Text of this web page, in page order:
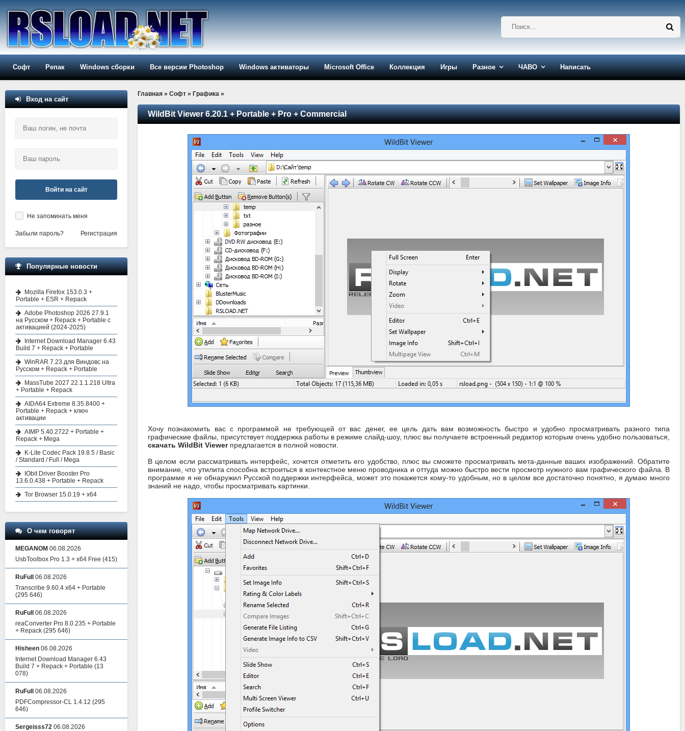
Софт Репак Windows сборки Все версии Photoshop Windows активаторы Microsoft Office Коллекция Игры Разное ЧАВО Написать
Главная » Софт » Графика »
WildBit Viewer 6.20.1 + Portable + Pro + Commercial
Хочу познакомить вас с программой не требующей от вас денег, ее цель дать вам возможность быстро и удобно просматривать разного типа
графические файлы, присутствует поддержка работы в режиме слайд-шоу, плюс вы получаете встроенный редактор которым очень удобно пользоваться,
скачать WildBit Viewerпредлагается в полной новости.
В целом если рассматривать интерфейс, хочется отметить его удобство, плюс вы сможете просматривать мета-данные ваших изображений. Обратите
внимание, что утилита способна встроиться в контекстное меню проводника и оттуда можно быстро вести просмотр нужного вам графического файла. В
программе я не обнаружил Русской поддержки интерфейса, может это покажется кому-то удобным, но в целом все достаточно понятно, я думаю много
знаний не надо, чтобы просматривать картинки.
Вход на сайт
Войти на сайт
Не запоминать меня
Забыли пароль? Регистрация
Популярные новости
Mozilla Firefox 153.0.3 +
Portable + ESR + Repack
Adobe Photoshop 2026 27.9.1
на Русском + Repack + Portable с
активацией (2024-2025)
Internet Download Manager 6.43
Build 7 + Repack + Portable
WinRAR 7.23 для Виндовс на
Русском + Repack + Portable
MassTube 2027 22.1.1.218 Ultra
+ Portable + Repack
AIDA64 Extreme 8.35.8400 +
Portable + Repack + ключ
активации
AIMP 5.40.2722 + Portable +
Repack + Mega
K-Lite Codec Pack 19.8.5 / Basic
/ Standard / Full / Mega
IObit Driver Booster Pro
13.6.0.438 + Portable + Repack
Tor Browser 15.0.19 + x64
О чем говорят
MEGANOM 06.08.2026
UsbToolbox Pro 1.3 + x64 Free (415)
RuFull
06.08.2026
Transcribe 9.60.4 x64 + Portable
(295 646)
RuFull
06.08.2026
reaConverter Pro 8.0.235 + Portable
+ Repack (295 646)
Hisheen 06.08.2026
Internet Download Manager 6.43
Build 7 + Repack + Portable (13
078)
RuFull
06.08.2026
PDFCompressor-CL 1.4.12 (295
646)
Sergeisss72 06.08.2026